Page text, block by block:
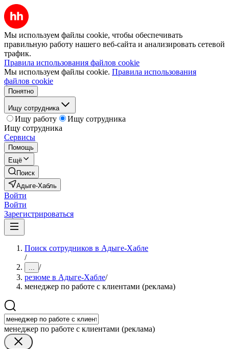
Мы используем файлы cookie, чтобы обеспечивать
правильную работу нашего веб-сайта и анализировать сетевой
трафик.
Правила использования файлов cookie
Мы используем файлы cookie. Правила использования
файлов cookie
Понятно
Ищу сотрудника
Ищу работу
Ищу сотрудника
Ищу сотрудника
Сервисы
Помощь
Ещё
Поиск
Адыге-Хабль
Войти
Войти
Зарегистрироваться
Поиск сотрудников в Адыге-Хабле
/
... /
резюме в Адыге-Хабле/
менеджер по работе с клиентами (реклама)
менеджер по работе с клиентами (реклама)